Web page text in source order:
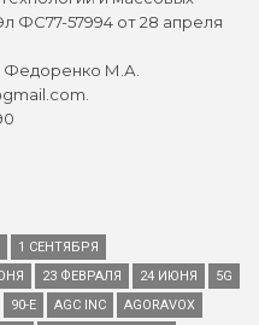
ФС77-57994 от 28 апреля
Федоренко М.А.
1 СЕНТЯБРЯ
23 ФЕВРАЛЯ 24 ИЮНЯ
5G
90-Е AGC INC
AGORAVOX